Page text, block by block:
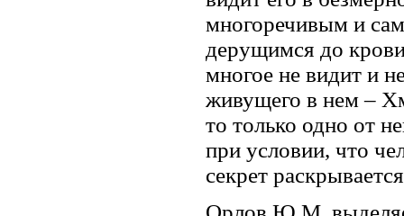
многоречивым и
дерущимся до
многое не видит и
живущего в нем –
то только одно от
при условии, что
секрет